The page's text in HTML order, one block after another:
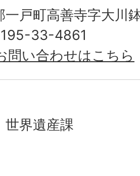
一戸町高善寺字大川
33-4861
問い合わせはこちら
界遺産課